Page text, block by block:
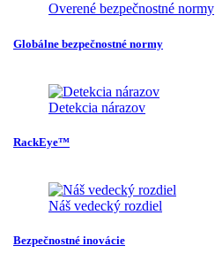
Overené bezpečnostné normy
Globálne bezpečnostné normy
Detekcia nárazov
RackEye™
Náš vedecký rozdiel
Bezpečnostné inovácie